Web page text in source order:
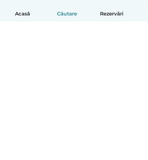
Acasă Căutare Rezervări